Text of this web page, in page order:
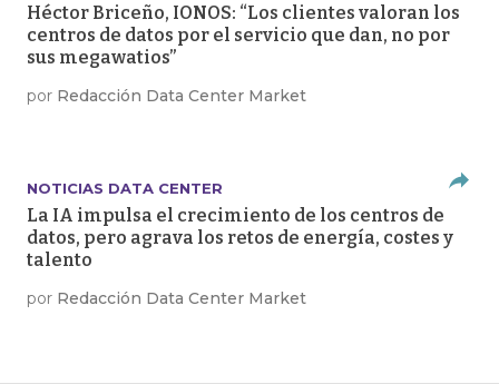
Héctor Briceño, IONOS: “Los clientes valoran los
centros de datos por el servicio que dan, no por
sus megawatios”
por Redacción Data Center Market
NOTICIAS DATA CENTER
La IA impulsa el crecimiento de los centros de
datos, pero agrava los retos de energía, costes y
talento
por Redacción Data Center Market